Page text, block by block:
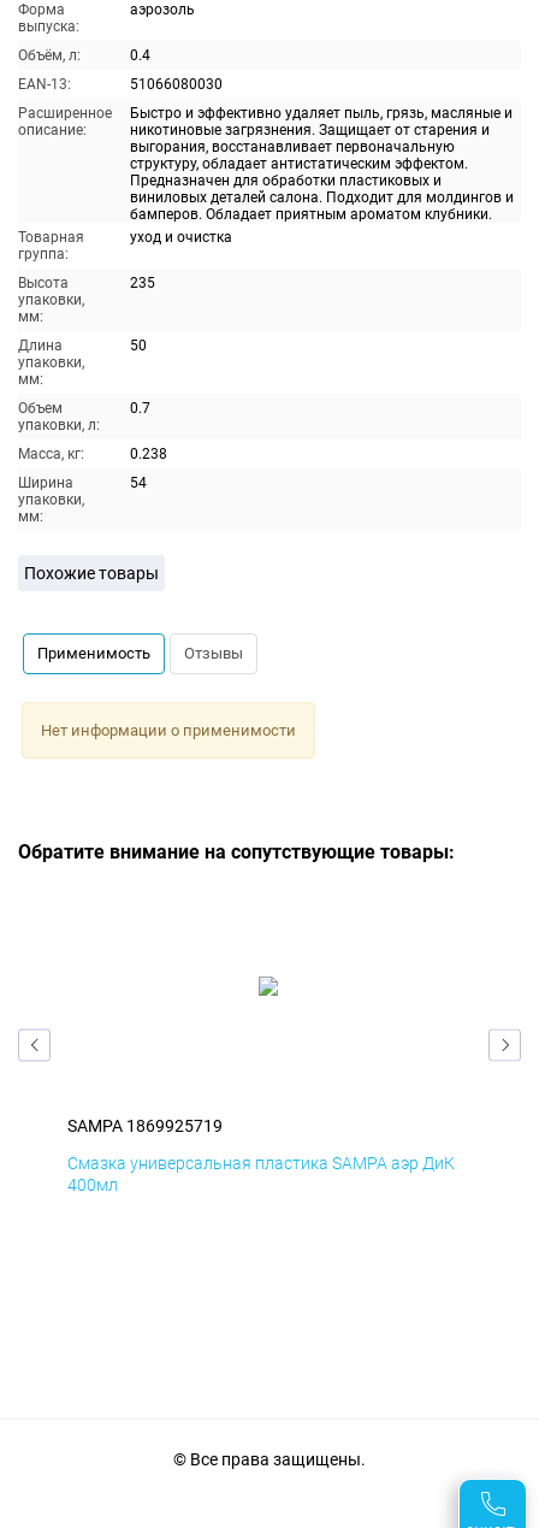
Форма
выпуска:
аэрозоль
Объём, л:
0.4
EAN-13:
51066080030
Расширенное
описание:
Быстро и эффективно удаляет пыль, грязь, масляные и
никотиновые загрязнения. Защищает от старения и
выгорания, восстанавливает первоначальную
структуру, обладает антистатическим эффектом.
Предназначен для обработки пластиковых и
виниловых деталей салона. Подходит для молдингов и
бамперов. Обладает приятным ароматом клубники.
Товарная
группа:
уход и очистка
Высота
упаковки,
мм:
235
Длина
упаковки,
мм:
50
Объем
упаковки, л:
0.7
Масса, кг:
0.238
Ширина
упаковки,
мм:
54
Похожие товары
Применимость Отзывы
Нет информации о применимости
Обратите внимание на сопутствующие товары:
SAMPA 1869925719
Смазка универсальная пластика SAMPA аэр ДиК
400мл
© Все права защищены.